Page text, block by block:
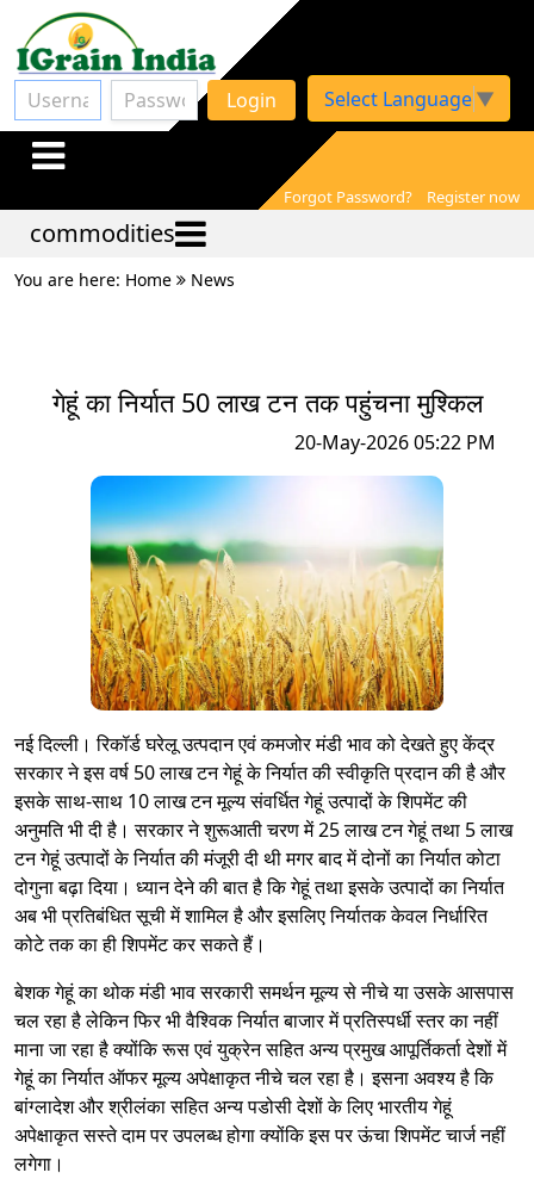
Login Select Language▼
Forgot Password? Register now
commodities
You are here: Home News
गेहूं का निर्यात 50 लाख टन तक पहुंचना मुश्किल
20-May-2026 05:22 PM
नई दिल्ली। रिकॉर्ड घरेलू उत्पदान एवं कमजोर मंडी भाव को देखते हुए केंद्र
सरकार ने इस वर्ष 50 लाख टन गेहूं के निर्यात की स्वीकृति प्रदान की है और
इसके साथ-साथ 10 लाख टन मूल्य संवर्धित गेहूं उत्पादों के शिपमेंट की
अनुमति भी दी है। सरकार ने शुरूआती चरण में 25 लाख टन गेहूं तथा 5 लाख
टन गेहूं उत्पादों के निर्यात की मंजूरी दी थी मगर बाद में दोनों का निर्यात कोटा
दोगुना बढ़ा दिया। ध्यान देने की बात है कि गेहूं तथा इसके उत्पादों का निर्यात
अब भी प्रतिबंधित सूची में शामिल है और इसलिए निर्यातक केवल निर्धारित
कोटे तक का ही शिपमेंट कर सकते हैं।
बेशक गेहूं का थोक मंडी भाव सरकारी समर्थन मूल्य से नीचे या उसके आसपास
चल रहा है लेकिन फिर भी वैश्विक निर्यात बाजार में प्रतिस्पर्धी स्तर का नहीं
माना जा रहा है क्योंकि रूस एवं युक्रेन सहित अन्य प्रमुख आपूर्तिकर्ता देशों में
गेहूं का निर्यात ऑफर मूल्य अपेक्षाकृत नीचे चल रहा है। इसना अवश्य है कि
बांग्लादेश और श्रीलंका सहित अन्य पडोसी देशों के लिए भारतीय गेहूं
अपेक्षाकृत सस्ते दाम पर उपलब्ध होगा क्योंकि इस पर ऊंचा शिपमेंट चार्ज नहीं
लगेगा।